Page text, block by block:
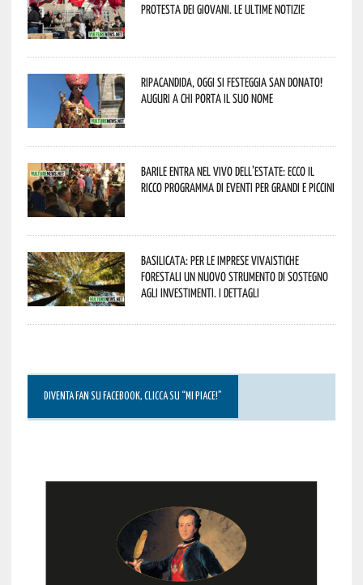
protesta dei giovani. Le ultime notizie
Ripacandida, oggi si festeggia San Donato!
Auguri a chi porta il suo nome
Barile entra nel vivo dell’estate: ecco il
ricco programma di eventi per grandi e piccini
Basilicata: per le imprese vivaistiche
forestali un nuovo strumento di sostegno
agli investimenti. I dettagli
DIVENTA FAN SU FACEBOOK, CLICCA SU “MI PIACE!”